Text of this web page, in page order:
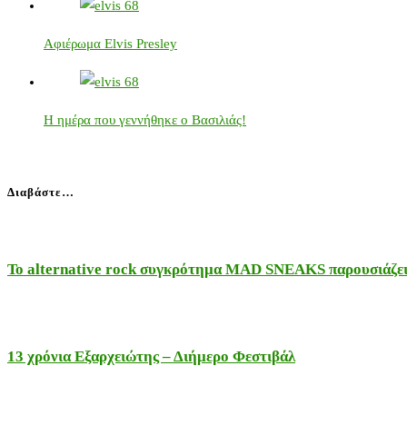
Αφιέρωμα Elvis Presley
Η ημέρα που γεννήθηκε ο Βασιλιάς!
Διαβάστε…
Το alternative rock συγκρότημα MAD SNEAKS
13 χρόνια Εξαρχειώτης – Διήμερο Φεστιβάλ